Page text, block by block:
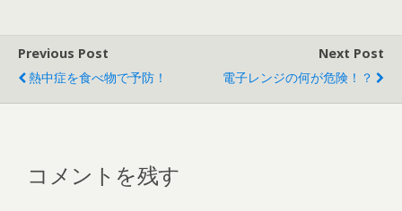
Previous Post
熱中症を食べ物で予防！
Next Post
電子レンジの何が危険！？
コメントを残す